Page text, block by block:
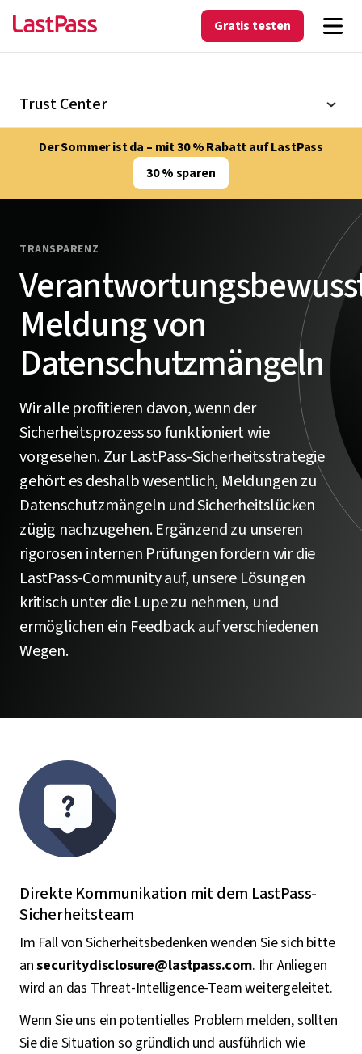
Gratis testen
Trust Center
Der Sommer ist da – mit 30 % Rabatt auf LastPass
30 % sparen
TRANSPARENZ
Meldung von
Datenschutzmängeln
Wir alle profitieren davon, wenn der
Sicherheitsprozess so funktioniert wie
vorgesehen. Zur LastPass-Sicherheitsstrategie
gehört es deshalb wesentlich, Meldungen zu
Datenschutzmängeln und Sicherheitslücken
zügig nachzugehen. Ergänzend zu unseren
rigorosen internen Prüfungen fordern wir die
LastPass-Community auf, unsere Lösungen
kritisch unter die Lupe zu nehmen, und
ermöglichen ein Feedback auf verschiedenen
Wegen.
Direkte Kommunikation mit dem LastPass-
Sicherheitsteam
Im Fall von Sicherheitsbedenken wenden Sie sich bitte
ansecuritydisclosure@lastpass.com. Ihr Anliegen
wird an das Threat-Intelligence-Team weitergeleitet.
Wenn Sie uns ein potentielles Problem melden, sollten
Sie die Situation so gründlich und ausführlich wie